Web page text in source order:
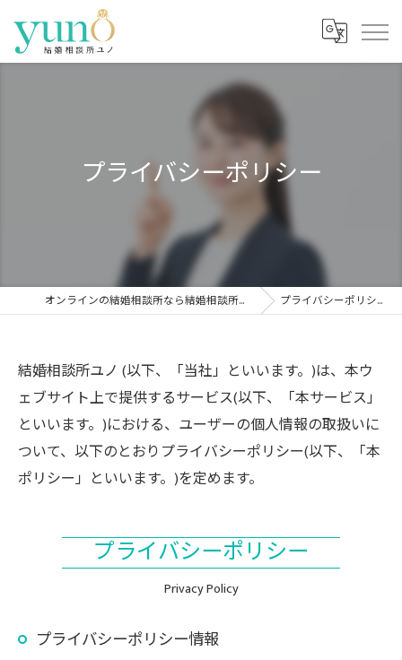
プライバシーポリシー
オンラインの結婚相談所なら結婚相談所ユノ プライバシーポリシー
結婚相談所ユノ (以下、「当社」といいます。)は、本ウ
ェブサイト上で提供するサービス(以下、「本サービス」
といいます。)における、ユーザーの個人情報の取扱いに
ついて、以下のとおりプライバシーポリシー(以下、「本
ポリシー」といいます。)を定めます。
プライバシーポリシー
Privacy Policy
プライバシーポリシー情報